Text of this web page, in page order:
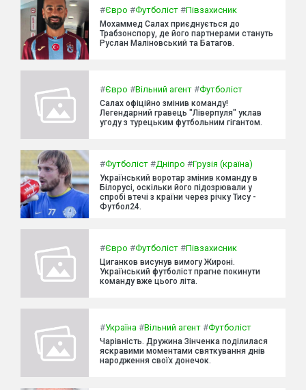
#Євро #Футболіст #Півзахисник
Мохаммед Салах приєднується до
Трабзонспору, де його партнерами стануть
Руслан Маліновський та Батагов.
#Євро #Вільний агент #Футболіст
Салах офіційно змінив команду!
Легендарний гравець "Ліверпуля" уклав
угоду з турецьким футбольним гігантом.
#Футболіст #Дніпро #Грузія (країна)
Український воротар змінив команду в
Білорусі, оскільки його підозрювали у
спробі втечі з країни через річку Тису -
Футбол24.
#Євро #Футболіст #Півзахисник
Циганков висунув вимогу Жироні.
Український футболіст прагне покинути
команду вже цього літа.
#Україна #Вільний агент #Футболіст
Чарівність. Дружина Зінченка поділилася
яскравими моментами святкування днів
народження своїх донечок.